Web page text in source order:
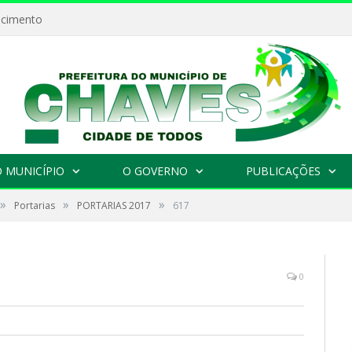
MUNICÍPIO O GOVERNO PUBLICAÇÕES
» Portarias » PORTARIAS 2017 » 617
0